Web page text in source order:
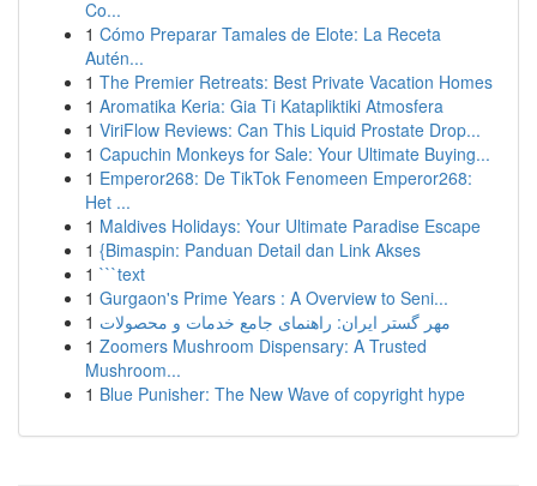
Co...
1 Cómo Preparar Tamales de Elote: La Receta
Autén...
1 The Premier Retreats: Best Private Vacation Homes
1 Aromatika Keria: Gia Ti Katapliktiki Atmosfera
1 ViriFlow Reviews: Can This Liquid Prostate Drop...
1 Capuchin Monkeys for Sale: Your Ultimate Buying...
1 Emperor268: De TikTok Fenomeen Emperor268:
Het ...
1 Maldives Holidays: Your Ultimate Paradise Escape
1 {Bimaspin: Panduan Detail dan Link Akses
1 ```text
1 Gurgaon's Prime Years : A Overview to Seni...
1 مهر گستر ایران: راهنمای جامع خدمات و محصولات
1 Zoomers Mushroom Dispensary: A Trusted
Mushroom...
1 Blue Punisher: The New Wave of copyright hype